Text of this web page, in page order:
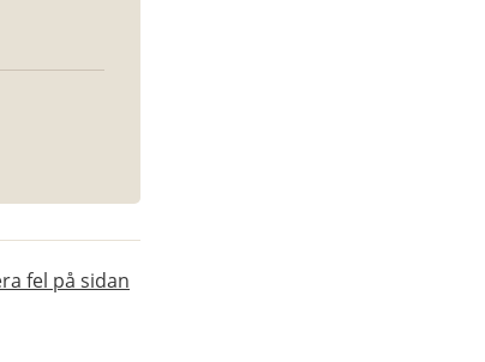
fel på sidan